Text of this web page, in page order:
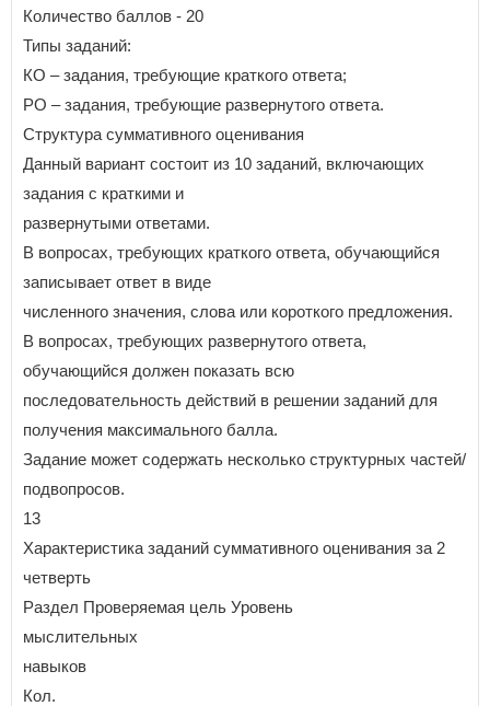
Количество баллов - 20
Типы заданий:
КО – задания, требующие краткого ответа;
РО – задания, требующие развернутого ответа.
Структура суммативного оценивания
Данный вариант состоит из 10 заданий, включающих
задания с краткими и
развернутыми ответами.
В вопросах, требующих краткого ответа, обучающийся
записывает ответ в виде
численного значения, слова или короткого предложения.
В вопросах, требующих развернутого ответа,
обучающийся должен показать всю
последовательность действий в решении заданий для
получения максимального балла.
Задание может содержать несколько структурных частей/
подвопросов.
13
Характеристика заданий суммативного оценивания за 2
четверть
Раздел Проверяемая цель Уровень
мыслительных
навыков
Кол.